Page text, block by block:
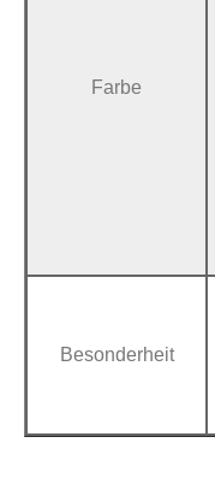
Farbe
Besonderheit